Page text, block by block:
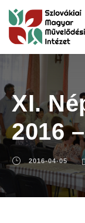
XI.
2016
2016-04-05